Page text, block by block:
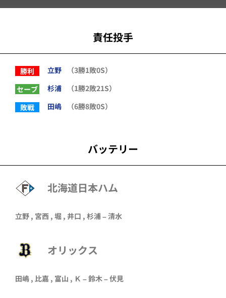
責任投手
勝利 立野
（3勝1敗0S）
セーブ
杉浦
（1勝2敗21S）
敗戦
田嶋 （6勝8敗0S）
バッテリー
北海道日本ハム
立野 , 宮西 , 堀 , 井口 , 杉浦–清水
オリックス
田嶋 , 比嘉 , 富山 , Ｋ –鈴木–伏見